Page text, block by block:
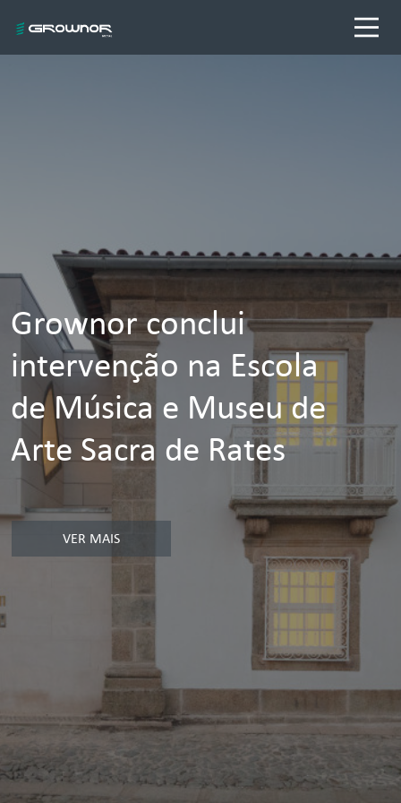
Grownor conclui
intervenção na Escola
de Música e Museu de
Arte Sacra de Rates
VER MAIS